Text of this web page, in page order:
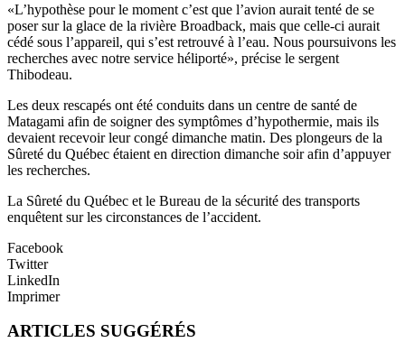
«L’hypothèse pour le moment c’est que l’avion aurait tenté de se
poser sur la glace de la rivière Broadback, mais que celle-ci aurait
cédé sous l’appareil, qui s’est retrouvé à l’eau. Nous poursuivons les
recherches avec notre service héliporté», précise le sergent
Thibodeau.
Les deux rescapés ont été conduits dans un centre de santé de
Matagami afin de soigner des symptômes d’hypothermie, mais ils
devaient recevoir leur congé dimanche matin. Des plongeurs de la
Sûreté du Québec étaient en direction dimanche soir afin d’appuyer
les recherches.
La Sûreté du Québec et le Bureau de la sécurité des transports
enquêtent sur les circonstances de l’accident.
Facebook
Twitter
LinkedIn
Imprimer
ARTICLES SUGGÉRÉS